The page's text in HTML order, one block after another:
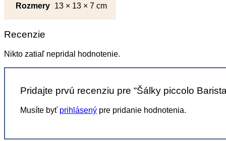
Rozmery 13 × 13 × 7 cm
Recenzie
Nikto zatiaľ nepridal hodnotenie.
Pridajte prvú recenziu pre “Šálky piccolo
Musíte byť prihlásený pre pridanie hodnotenia.